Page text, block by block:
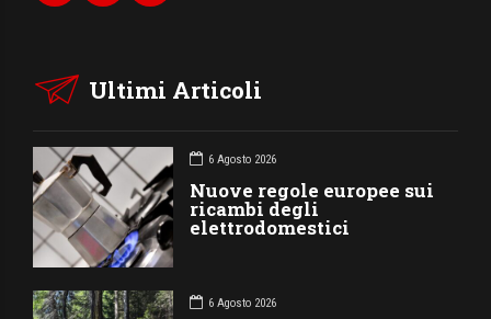
Ultimi Articoli
6 Agosto 2026
Nuove regole europee sui
ricambi degli
elettrodomestici
6 Agosto 2026